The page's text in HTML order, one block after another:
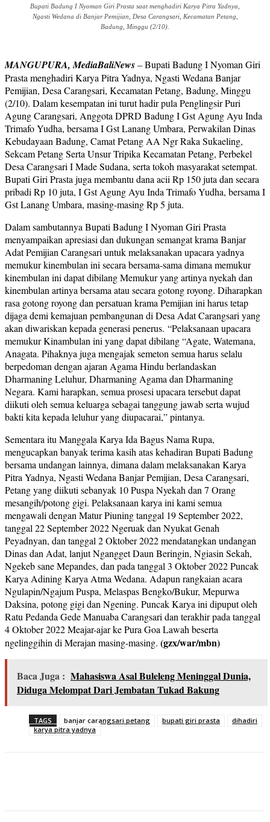
Bupati Badung I Nyoman Giri Prasta saat menghadiri Karya Pitra Yadnya,
Ngasti Wedana di Banjar Pemijian, Desa Carangsari, Kecamatan Petang,
Badung, Minggu (2/10).
MANGUPURA, MediaBaliNews– Bupati Badung I Nyoman Giri
Prasta menghadiri Karya Pitra Yadnya, Ngasti Wedana Banjar
Pemijian, Desa Carangsari, Kecamatan Petang, Badung, Minggu
(2/10). Dalam kesempatan ini turut hadir pula Penglingsir Puri
Agung Carangsari, Anggota DPRD Badung I Gst Agung Ayu Inda
Trimafo Yudha, bersama I Gst Lanang Umbara, Perwakilan Dinas
Kebudayaan Badung, Camat Petang AA Ngr Raka Sukaeling,
Sekcam Petang Serta Unsur Tripika Kecamatan Petang, Perbekel
Desa Carangsari I Made Sudana, serta tokoh masyarakat setempat.
Bupati Giri Prasta juga membantu dana acii Rp 150 juta dan secara
pribadi Rp 10 juta, I Gst Agung Ayu Inda Trimafo Yudha, bersama I
Gst Lanang Umbara, masing-masing Rp 5 juta.
Dalam sambutannya Bupati Badung I Nyoman Giri Prasta
menyampaikan apresiasi dan dukungan semangat krama Banjar
Adat Pemijian Carangsari untuk melaksanakan upacara yadnya
memukur kinembulan ini secara bersama-sama dimana memukur
kinembulan ini dapat dibilang Memukur yang artinya nyekah dan
kinembulan artinya bersama atau secara gotong royong. Diharapkan
rasa gotong royong dan persatuan krama Pemijian ini harus tetap
dijaga demi kemajuan pembangunan di Desa Adat Carangsari yang
akan diwariskan kepada generasi penerus. “Pelaksanaan upacara
memukur Kinambulan ini yang dapat dibilang “Agate, Watemana,
Anagata. Pihaknya juga mengajak semeton semua harus selalu
berpedoman dengan ajaran Agama Hindu berlandaskan
Dharmaning Leluhur, Dharmaning Agama dan Dharmaning
Negara. Kami harapkan, semua prosesi upacara tersebut dapat
diikuti oleh semua keluarga sebagai tanggung jawab serta wujud
bakti kita kepada leluhur yang diupacarai,” pintanya.
Sementara itu Manggala Karya Ida Bagus Nama Rupa,
mengucapkan banyak terima kasih atas kehadiran Bupati Badung
bersama undangan lainnya, dimana dalam melaksanakan Karya
Pitra Yadnya, Ngasti Wedana Banjar Pemijian, Desa Carangsari,
Petang yang diikuti sebanyak 10 Puspa Nyekah dan 7 Orang
mesangih/potong gigi. Pelaksanaan karya ini kami semua
mengawali dengan Matur Piuning tanggal 19 September 2022,
tanggal 22 September 2022 Ngeruak dan Nyukat Genah
Peyadnyan, dan tanggal 2 Oktober 2022 mendatangkan undangan
Dinas dan Adat, lanjut Ngangget Daun Beringin, Ngiasin Sekah,
Ngekeb sane Mepandes, dan pada tanggal 3 Oktober 2022 Puncak
Karya Adining Karya Atma Wedana. Adapun rangkaian acara
Ngulapin/Ngajum Puspa, Melaspas Bengko/Bukur, Mepurwa
Daksina, potong gigi dan Ngening. Puncak Karya ini dipuput oleh
Ratu Pedanda Gede Manuaba Carangsari dan terakhir pada tanggal
4 Oktober 2022 Meajar-ajar ke Pura Goa Lawah beserta
ngelinggihin di Merajan masing-masing. (gzx/war/mbn)
Baca Juga : Mahasiswa Asal Buleleng Meninggal Dunia,
Diduga Melompat Dari Jembatan Tukad Bakung
TAGS banjar carangsari petang bupati giri prasta
dihadiri
karya pitra yadnya